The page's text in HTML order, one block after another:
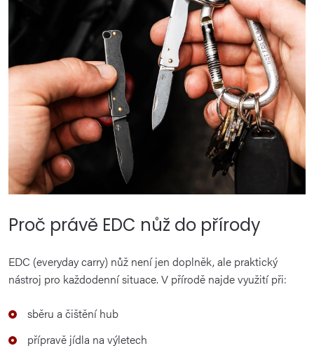
Proč právě EDC nůž do přírody
EDC (everyday carry) nůž není jen doplněk, ale praktický
nástroj pro každodenní situace. V přírodě najde využití při:
sběru a čištění hub
přípravě jídla na výletech